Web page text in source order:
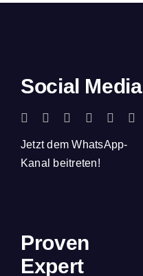
Social Media
Jetzt dem WhatsApp-
Kanal beitreten!
Proven
Expert